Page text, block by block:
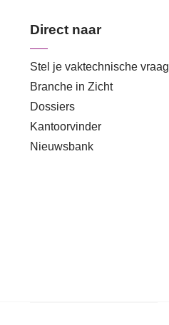
Direct naar
Stel je vaktechnische vraag
Branche in Zicht
Dossiers
Kantoorvinder
Nieuwsbank